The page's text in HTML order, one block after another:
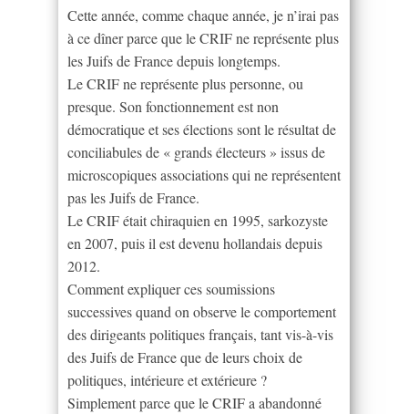
Cette année, comme chaque année, je n’irai pas
à ce dîner parce que le CRIF ne représente plus
les Juifs de France depuis longtemps.
Le CRIF ne représente plus personne, ou
presque. Son fonctionnement est non
démocratique et ses élections sont le résultat de
conciliabules de « grands électeurs » issus de
microscopiques associations qui ne représentent
pas les Juifs de France.
Le CRIF était chiraquien en 1995, sarkozyste
en 2007, puis il est devenu hollandais depuis
2012.
Comment expliquer ces soumissions
successives quand on observe le comportement
des dirigeants politiques français, tant vis-à-vis
des Juifs de France que de leurs choix de
politiques, intérieure et extérieure ?
Simplement parce que le CRIF a abandonné